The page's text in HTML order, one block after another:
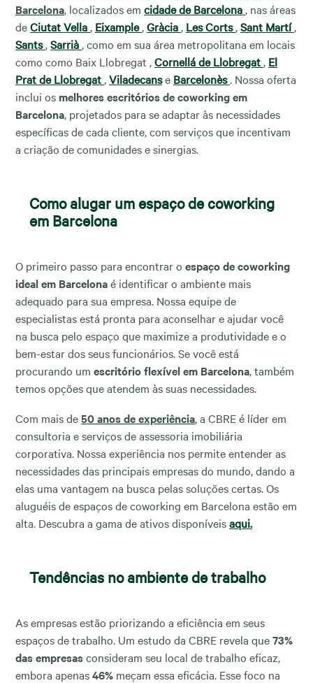
Barcelona, localizados em cidade de Barcelona, nas áreas
deCiutat Vella, Eixample,Gràcia, Les Corts,Sant Martí,
Sants,Sarrià, como em sua área metropolitana em locais
como como Baix Llobregat ,Cornellá de Llobregat, El
Prat de Llobregat,Viladecanse Barcelonès. Nossa oferta
inclui os melhores escritórios de coworking em
Barcelona, projetados para se adaptar às necessidades
específicas de cada cliente, com serviços que incentivam
a criação de comunidades e sinergias.
Como alugar um espaço de coworking
em Barcelona
O primeiro passo para encontrar o espaço de coworking
ideal em Barcelonaé identificar o ambiente mais
adequado para sua empresa. Nossa equipe de
especialistas está pronta para aconselhar e ajudar você
na busca pelo espaço que maximize a produtividade e o
bem-estar dos seus funcionários. Se você está
procurando um escritório flexível em Barcelona, também
temos opções que atendem às suas necessidades.
Com mais de50 anos de experiência, a CBRE é líder em
consultoria e serviços de assessoria imobiliária
corporativa. Nossa experiência nos permite entender as
necessidades das principais empresas do mundo, dando a
elas uma vantagem na busca pelas soluções certas. Os
aluguéis de espaços de coworking em Barcelona estão em
alta. Descubra a gama de ativos disponíveisaqui.
Tendências no ambiente de trabalho
As empresas estão priorizando a eficiência em seus
espaços de trabalho. Um estudo da CBRE revela que73%
das empresasconsideram seu local de trabalho eficaz,
embora apenas46% meçam essa eficácia. Esse foco na